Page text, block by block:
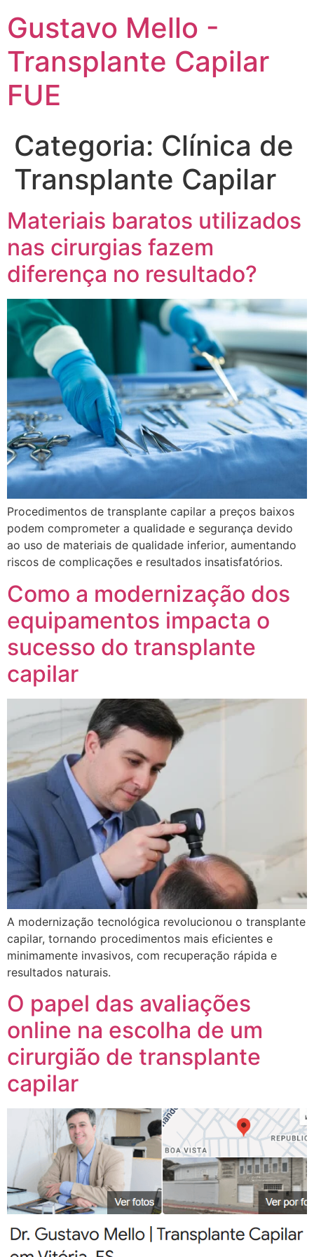
Gustavo Mello -
Transplante Capilar
FUE
Categoria: Clínica de
Transplante Capilar
Materiais baratos utilizados
nas cirurgias fazem
diferença no resultado?
Procedimentos de transplante capilar a preços baixos
podem comprometer a qualidade e segurança devido
ao uso de materiais de qualidade inferior, aumentando
riscos de complicações e resultados insatisfatórios.
Como a modernização dos
equipamentos impacta o
sucesso do transplante
capilar
A modernização tecnológica revolucionou o transplante
capilar, tornando procedimentos mais eficientes e
minimamente invasivos, com recuperação rápida e
resultados naturais.
O papel das avaliações
online na escolha de um
cirurgião de transplante
capilar